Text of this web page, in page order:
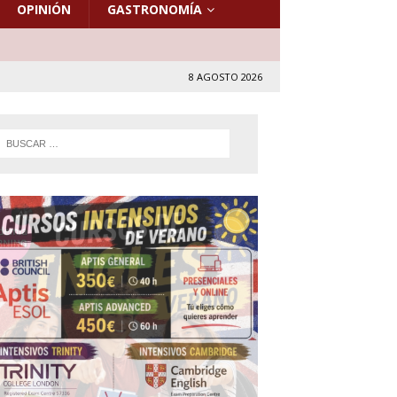
OPINIÓN GASTRONOMÍA
8 AGOSTO 2026